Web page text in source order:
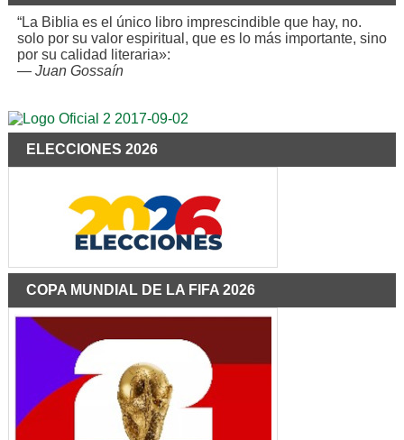
“La Biblia es el único libro imprescindible que hay, no.
solo por su valor espiritual, que es lo más importante, sino
por su calidad literaria»:
— Juan Gossaín
ELECCIONES 2026
COPA MUNDIAL DE LA FIFA 2026